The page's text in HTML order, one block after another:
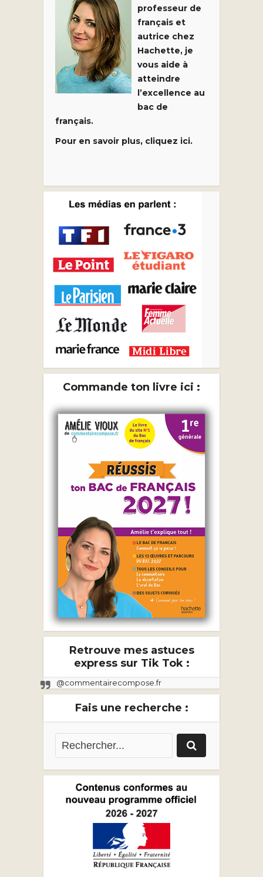
professeur de
français et
autrice chez
Hachette, je
vous aide à
atteindre
l’excellence au
bac de
français.
Pour en savoir plus, cliquez ici.
Commande ton livre ici :
Retrouve mes astuces
express sur Tik Tok :
@commentairecompose.fr
Fais une recherche :